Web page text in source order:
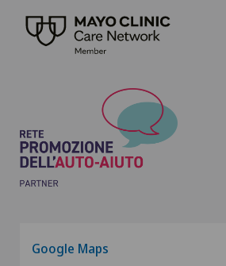
Google Maps